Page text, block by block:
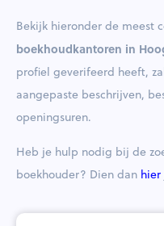
Bekijk hieronder de meest
boekhoudkantoren in
profiel geverifeerd heeft,
aangepaste beschrijven,
openingsuren.
Heb je hulp nodig bij de
boekhouder? Dien dan hier